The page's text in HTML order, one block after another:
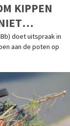
KIPPEN
doet uitspraak in
aan de poten op